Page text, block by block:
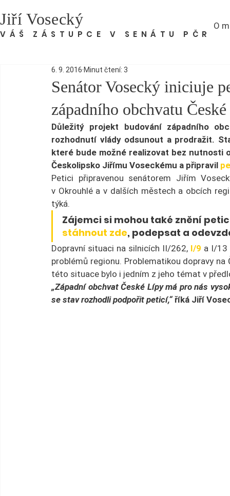
Jiří Vosecký
VÁŠ ZÁSTUPCE V SENÁTU PČR
O
Senátor Vosecký iniciuje
západního obchvatu
6. 9. 2016 Minut čtení: 3
Důležitý projekt budování západního
rozhodnutí vlády odsunout a prodražit.
které bude možné realizovat bez nutnosti
Českolipsko Jiřímu Voseckému a připravil
Petici připravenou senátorem Jiřím
v Okrouhlé a v dalších městech a obcích
týká.
Zájemci si mohou také znění
stáhnout zde, podepsat a
Dopravní situaci na silnicích II/262, I/9 a I/13
problémů regionu. Problematikou dopravy
této situace bylo i jedním z jeho témat v
„Západní obchvat České Lípy má pro nás
se stav rozhodli podpořit peticí,“ říká Jiří